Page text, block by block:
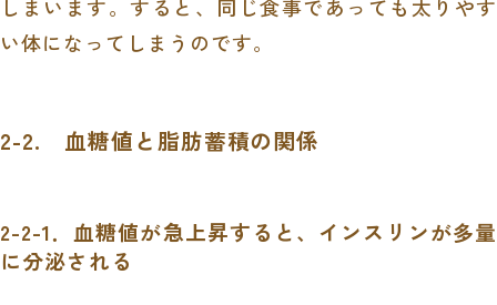
しまいます。すると、同じ食事であっても太りやす
い体になってしまうのです。
2-2. 血糖値と脂肪蓄積の関係
2-2-1．血糖値が急上昇すると、インスリンが多量
に分泌される